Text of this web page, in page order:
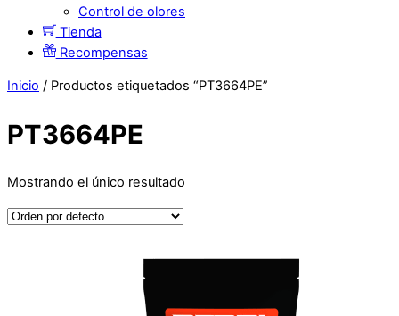
Control de olores
Tienda
Recompensas
Inicio / Productos etiquetados “PT3664PE”
PT3664PE
Mostrando el único resultado